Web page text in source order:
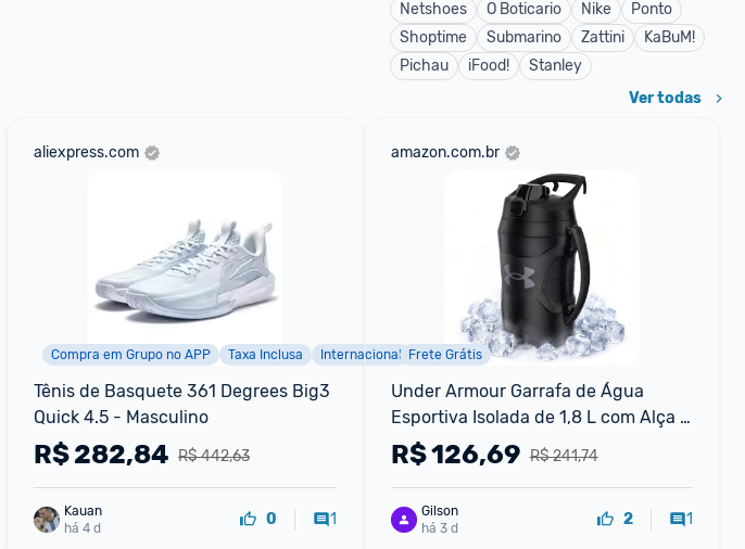
Netshoes
O Boticario Nike
Ponto
Shoptime
Submarino Zattini
KaBuM!
Pichau
iFood! Stanley
Ver todas
aliexpress.com
Compra em Grupo no APP Taxa Inclusa Internacional
Tênis de Basquete 361 Degrees Big3
Quick 4.5 - Masculino
R$ 442,63
R$282,84
Kauan
há 4 d
0 1
amazon.com.br
Frete Grátis
Under Armour Garrafa de Água
Esportiva Isolada de 1,8 L com Alça e
Resistente a Vazamentos,adequada
para Beisebol, Futebol e Mais
R$ 241,74
R$126,69
Gilson
há 3 d
2 1